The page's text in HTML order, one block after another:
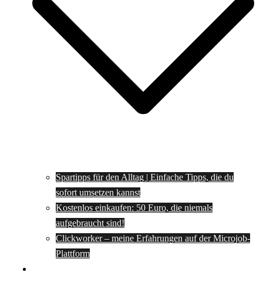
Spartipps für den Alltag | Einfache Tipps, die du
sofort umsetzen kannst
Kostenlos einkaufen: 50 Euro, die niemals
aufgebraucht sind!
Clickworker – meine Erfahrungen auf der Microjob-
Plattform